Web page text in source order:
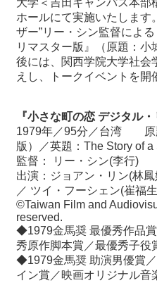
ー
ム
サ
イ
ト
大学＜吉田キャンパス本部
ホールにて実施いたします
ザー”リー・シン監督によ
リマスター版』（原題：
後には、関西学院大学社会
えし、トークイベントを開
『小さな町の恋 デジタル・
1979年／95分／台湾 原
版）／英題：The Story of
監督： リー・シン(李行)
出演：ジョアン・リン(林
／ ツイ・フーシェン(崔福
©️Taiwan Film and
reserved.
◆1979金馬奨 最優秀作品
秀原作脚本賞／最優秀子役
◆1979金馬奨 助演男優賞
イン賞／映画オリジナル音